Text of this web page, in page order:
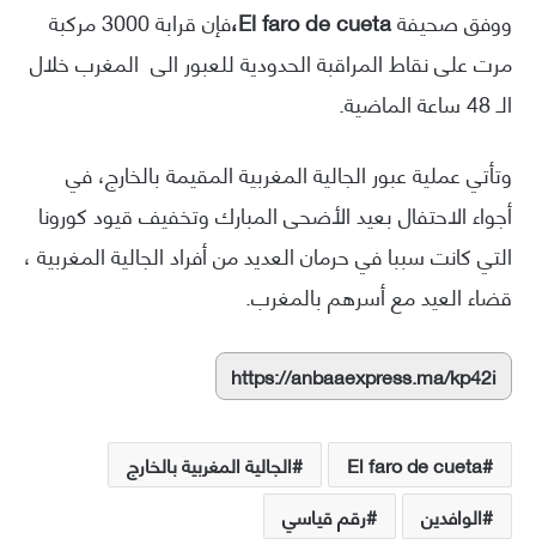
ووفق صحيفةEl faro de cueta،
فإن قرابة 3000 مركبة
مرت على نقاط المراقبة الحدودية للعبور الى المغرب خلال
الـ 48 ساعة الماضية.
وتأتي عملية عبور الجالية المغربية المقيمة بالخارج، في
أجواء الاحتفال بعيد الأضحى المبارك وتخفيف قيود كورونا
التي كانت سببا في حرمان العديد من أفراد الجالية المغربية ،
قضاء العيد مع أسرهم بالمغرب.
https://anbaaexpress.ma/kp42i
El faro de cueta
الجالية المغربية بالخارج
الوافدين
رقم قياسي